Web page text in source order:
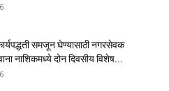
समजून घेण्यासाठी नगरसेवक
नाशिकमध्ये दोन दिवसीय विशेष...